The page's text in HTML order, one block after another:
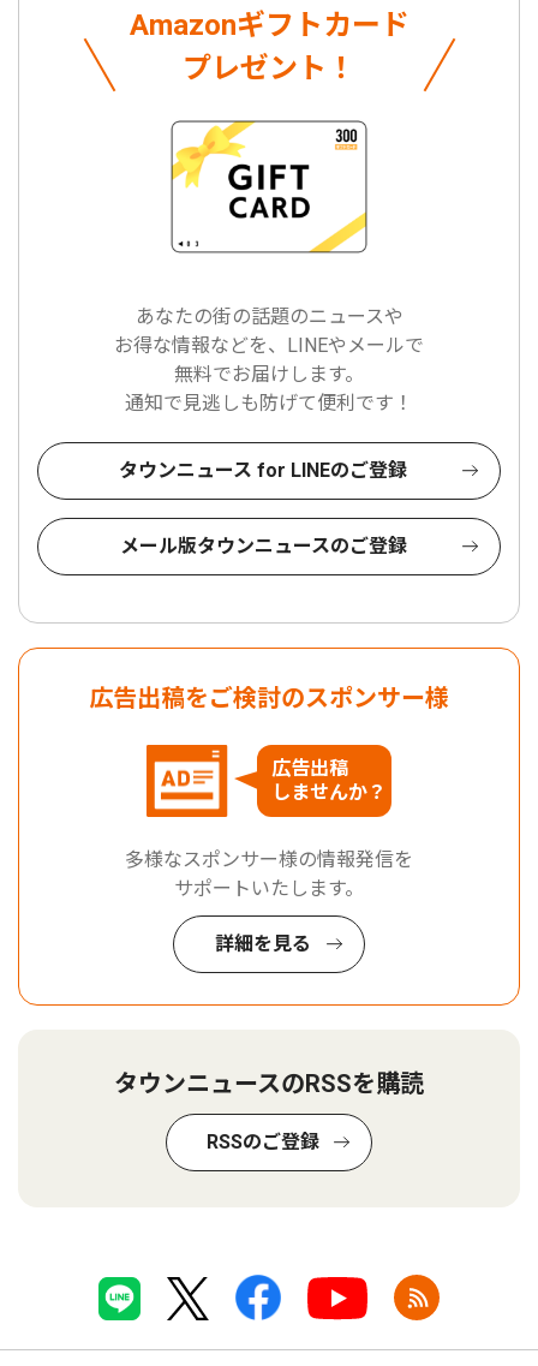
Amazonギフトカード
プレゼント！
あなたの街の話題のニュースや
お得な情報などを、LINEやメールで
無料でお届けします。
通知で見逃しも防げて便利です！
タウンニュース for LINEのご登録
メール版タウンニュースのご登録
広告出稿をご検討のスポンサー様
広告出稿
しませんか？
多様なスポンサー様の情報発信を
サポートいたします。
詳細を見る
タウンニュースのRSSを購読
RSSのご登録